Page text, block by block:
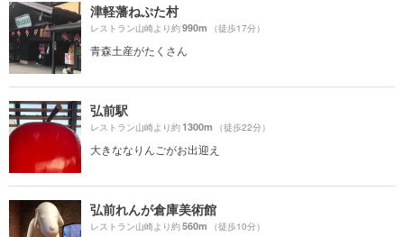
津軽藩ねぷた村
レストラン山崎より約990m （徒歩17分）
青森土産がたくさん
弘前駅
レストラン山崎より約1300m （徒歩22分）
大きななりんごがお出迎え
弘前れんが倉庫美術館
レストラン山崎より約560m （徒歩10分）